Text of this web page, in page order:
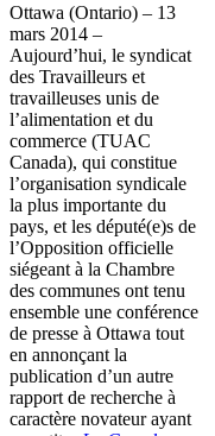
Ottawa (Ontario) – 13
mars 2014 –
Aujourd’hui, le syndicat
des Travailleurs et
travailleuses unis de
l’alimentation et du
commerce (TUAC
Canada), qui constitue
l’organisation syndicale
la plus importante du
pays, et les député(e)s de
l’Opposition officielle
siégeant à la Chambre
des communes ont tenu
ensemble une conférence
de presse à Ottawa tout
en annonçant la
publication d’un autre
rapport de recherche à
caractère novateur ayant